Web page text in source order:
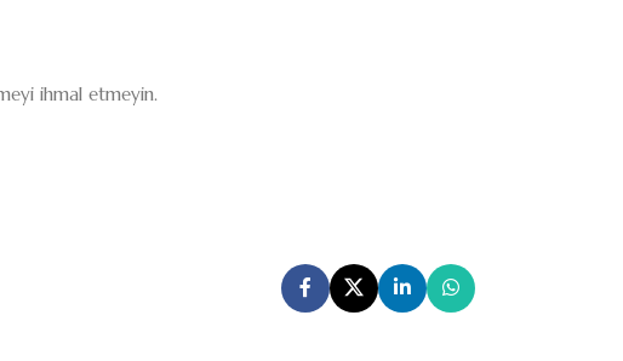
ihmal etmeyin.